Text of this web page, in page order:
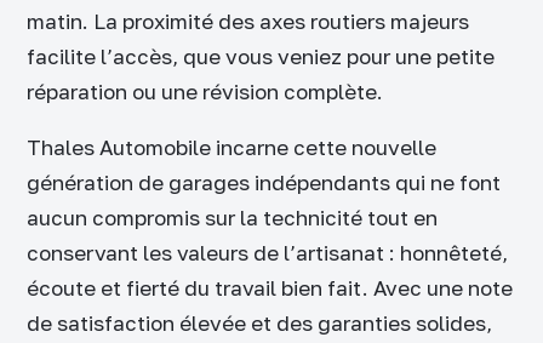
matin. La proximité des axes routiers majeurs
facilite l’accès, que vous veniez pour une petite
réparation ou une révision complète.
Thales Automobile incarne cette nouvelle
génération de garages indépendants qui ne font
aucun compromis sur la technicité tout en
conservant les valeurs de l’artisanat : honnêteté,
écoute et fierté du travail bien fait. Avec une note
de satisfaction élevée et des garanties solides,